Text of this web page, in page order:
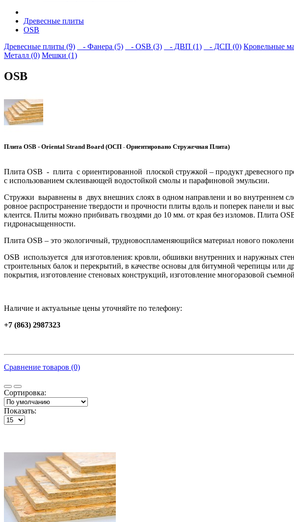
Древесные плиты
OSB
Древесные плиты (9)
- Фанера (5) - OSB (3) - ДВП (1) - ДСП (0) Кровельные
Металл (0) Мешки (1)
OSB
Плита OSB - Oriental Strand Board (ОСП - Ориентировано Стружечная Плита)
Плита OSB - плита с ориентированной плоской стружкой – продукт древесного
с использованием склеивающей водостойкой смолы и парафиновой эмульсии.
Стружки выравнены в двух внешних слоях в одном направлени и во внутреннем
ровное распространение твердости и прочности плиты вдоль и поперек панели и
клеится. Плиты можно прибивать гвоздями до 10 мм. от края без изломов. Плита
гидронасыщенности.
Плита OSB – это экологичный, трудновоспламеняющийся материал нового
OSB используется для изготовления: кровли, обшивки внутренних и наружных
строительных балок и перекрытий, в качестве основы для битумной черепицы или
покрытия, изготовление стеновых конструкций, изготовление многоразовой
Наличие и актуальные цены уточняйте по телефону:
+7 (863) 2987323
Сравнение товаров (0)
Сортировка:
Показать: